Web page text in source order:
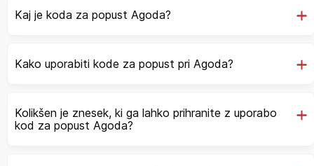
Kaj je koda za popust Agoda?
Kako uporabiti kode za popust pri Agoda?
Kolikšen je znesek, ki ga lahko prihranite z uporabo
kod za popust Agoda?